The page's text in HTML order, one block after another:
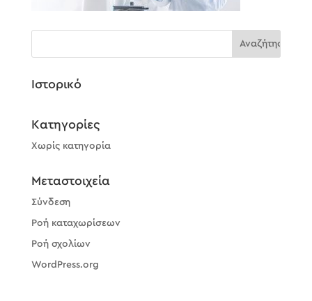
Ιστορικό
Kατηγορίες
Χωρίς κατηγορία
Μεταστοιχεία
Σύνδεση
Ροή καταχωρίσεων
Ροή σχολίων
WordPress.org